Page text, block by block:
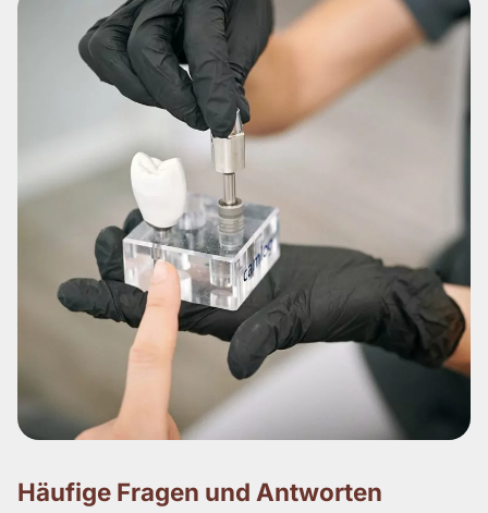
Häufige Fragen und Antworten